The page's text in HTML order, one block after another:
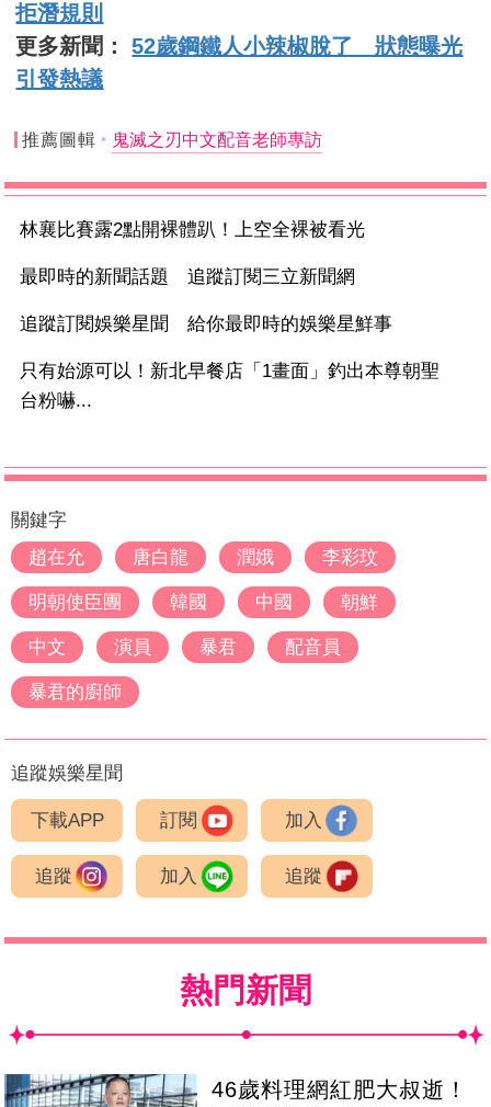
拒潛規則
更多新聞：52歲鋼鐵人小辣椒脫了 狀態曝光
引發熱議
推薦圖輯 鬼滅之刃中文配音老師專訪
林襄比賽露2點開裸體趴！上空全裸被看光
最即時的新聞話題 追蹤訂閱三立新聞網
追蹤訂閱娛樂星聞 給你最即時的娛樂星鮮事
只有始源可以！新北早餐店「1畫面」釣出本尊朝聖
台粉嚇...
關鍵字
趙在允
唐白龍 潤娥 李彩玟
明朝使臣團 韓國 中國 朝鮮
中文 演員 暴君 配音員
暴君的廚師
追蹤娛樂星聞
下載APP 訂閱 加入
追蹤 加入 追蹤
熱門新聞
46歲料理網紅肥大叔逝！